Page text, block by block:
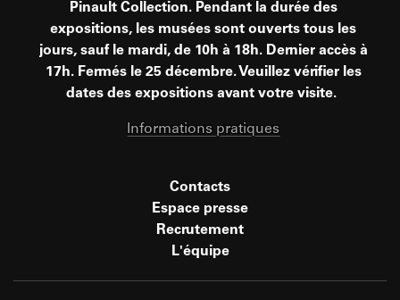
Pinault Collection. Pendant la durée des
expositions, les musées sont ouverts tous les
jours, sauf le mardi, de 10h à 18h. Dernier accès à
17h. Fermés le 25 décembre. Veuillez vérifier les
dates des expositions avant votre visite.
Informations pratiques
Contacts
Espace presse
Recrutement
L'équipe